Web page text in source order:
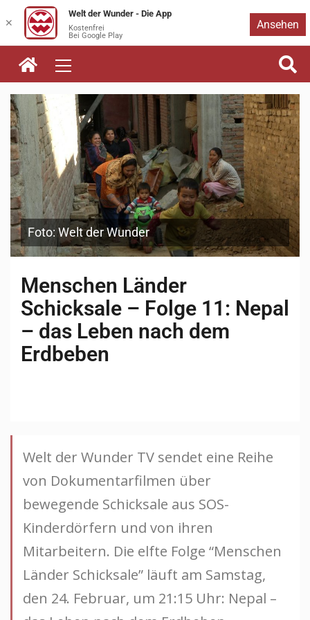
Zum
Inhalt
springen
Foto: Welt der Wunder
Menschen Länder
Schicksale – Folge 11: Nepal
– das Leben nach dem
Erdbeben
Welt der Wunder TV sendet eine Reihe
von Dokumentarfilmen über
bewegende Schicksale aus SOS-
Kinderdörfern und von ihren
Mitarbeitern. Die elfte Folge “Menschen
Länder Schicksale” läuft am Samstag,
den 24. Februar, um 21:15 Uhr: Nepal –
✕
Welt der Wunder - Die App
Kostenfrei
Bei Google Play
Ansehen